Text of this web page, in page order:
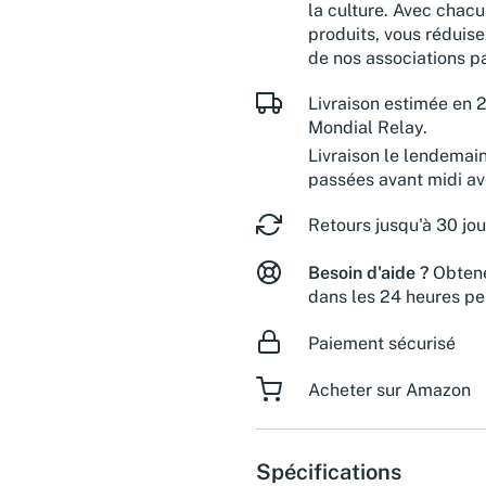
la culture. Avec
produits, vous
de nos associations
Livraison estimée en
Mondial Relay.
Livraison le
passées avant midi
Retours jusqu'à 30
Besoin d'aide ?
dans les 24 heures
Paiement sécurisé
Acheter sur Amazon
Spécifications